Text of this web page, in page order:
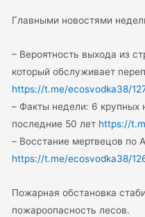
Главными новостями
– Вероятность выхода из
который обслуживает
https://t.me/ecosvodka38/
– Факты недели: 6 крупных
последние 50 лет https://
– Восстание мертвецов по
https://t.me/ecosvodka38/
Пожарная обстановка
пожароопасность лесов.